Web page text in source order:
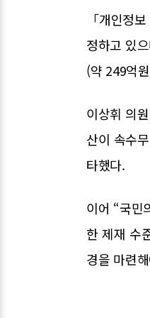
「개인정
정하고 있
(약 249억
이상휘 의
산이 속수
타했다.
이어 “국민
한 제재 수
경을 마련